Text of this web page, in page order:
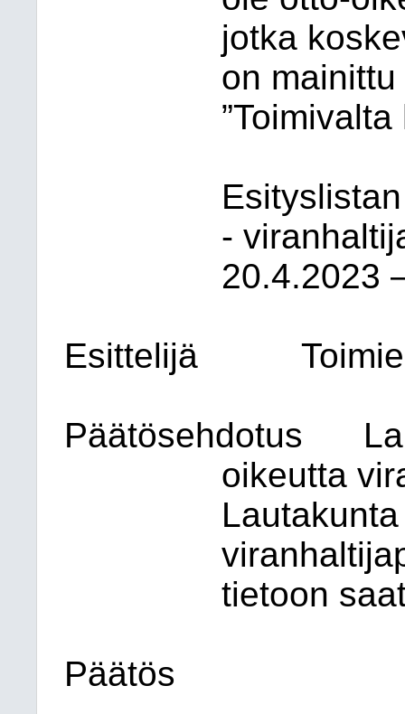
jotka
on
-
20.4.2023
Esittelijä
Päätösehdotus
oikeutta
tietoon
Päätös